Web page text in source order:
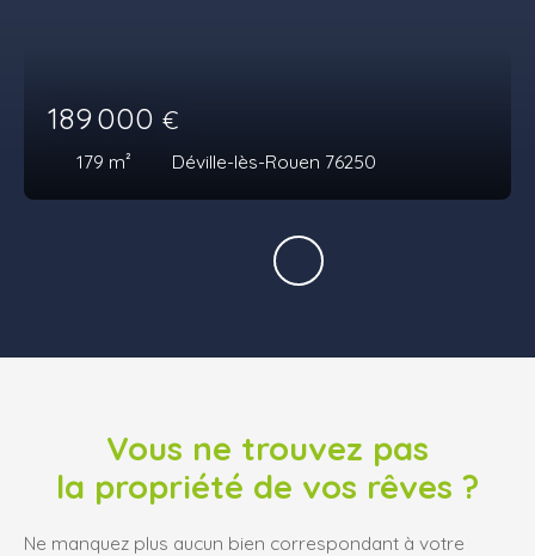
189 000 €
179 m² Déville-lès-Rouen 76250
Vous ne trouvez pas
la propriété de vos rêves ?
Ne manquez plus aucun bien correspondant à votre